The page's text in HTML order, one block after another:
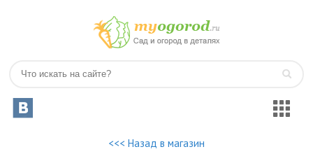
<<< Назад в магазин